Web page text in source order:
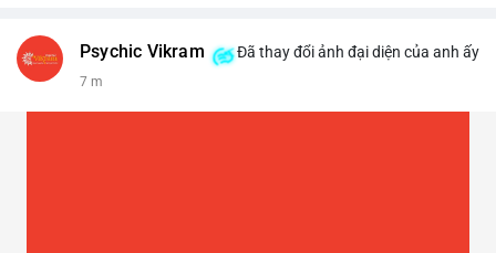
Psychic Vikram Đã thay đổi ảnh đại diện của anh ấy
7 m